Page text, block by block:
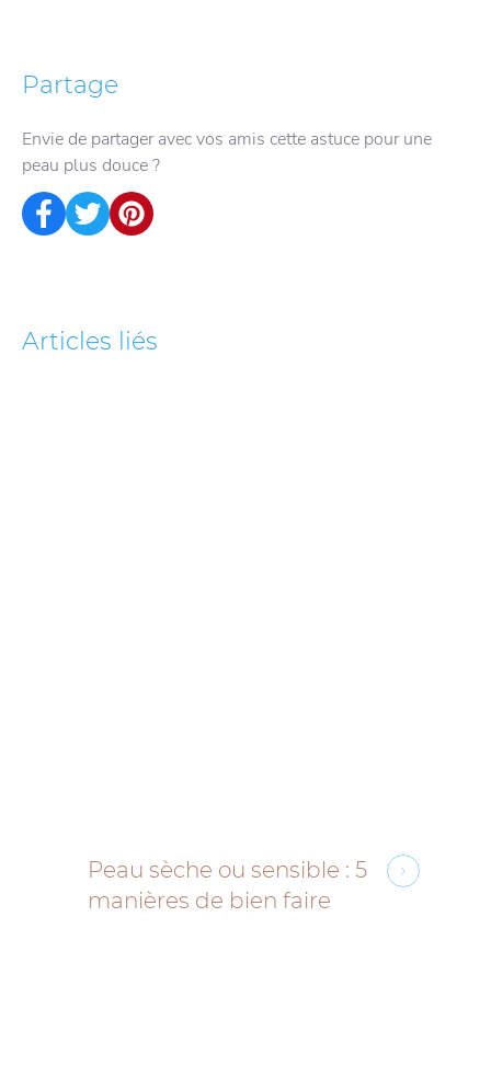
Partage
Envie de partager avec vos amis cette astuce pour une
peau plus douce ?
Articles liés
Peau sèche ou sensible : 5
manières de bien faire